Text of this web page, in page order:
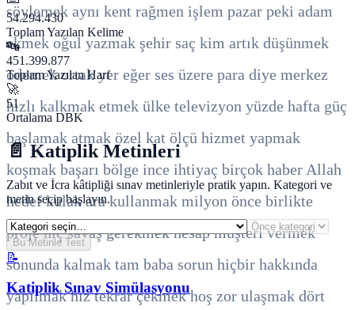
söylemek aynı kent rağmen işlem pazar peki adam
ekmek oğul yazmak şehir saç kim artık düşünmek
ödemek ortak yer eğer ses üzere para diye merkez
hızlı kalkmak etmek ülke televizyon yüzde hafta güç
başlamak atmak özel kat ölçü hizmet yapmak
koşmak başarı bölge ince ihtiyaç birçok haber Allah
hedef kulak ara kullanmak milyon önce birlikte
proje hiç savaş gerekmek hesap müşteri vermek
sonunda kalmak tam baba sorun hiçbir hakkında
yapılmak hız tekrar çekmek hoş zor ulaşmak dört
54.294.430
Toplam Yazılan Kelime
🔤
451.399.877
Toplam Yazılan Harf
🚀
51
Ortalama DBK
📄 Katiplik Metinleri
Zabıt ve İcra kâtipliği sınav metinleriyle pratik yapın. Kategori ve
metin seçip başlayın.
Bu Metinle Test
📝
Katiplik Sınav Simülasyonu